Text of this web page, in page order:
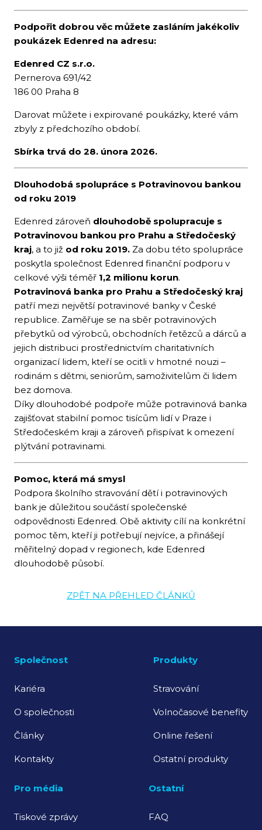
Podpořit dobrou věc můžete zasláním jakékoliv
poukázek Edenred na adresu:
Edenred CZ s.r.o.
Pernerova 691/42
186 00 Praha 8
Darovat můžete i expirované poukázky, které vám
zbyly z předchozího období.
Sbírka trvá do 28. února 2026.
Dlouhodobá spolupráce s Potravinovou bankou
od roku 2019
Edenred zároveň dlouhodobě spolupracuje s
Potravinovou bankou pro Prahu a Středočeský
kraj, a to již od roku 2019. Za dobu této spolupráce
poskytla společnost Edenred finanční podporu v
celkové výši téměř 1,2 milionu korun.
Potravinová banka pro Prahu a Středočeský kraj
patří mezi největší potravinové banky v České
republice. Zaměřuje se na sběr potravinových
přebytků od výrobců, obchodních řetězců a dárců a
jejich distribuci prostřednictvím charitativních
organizací lidem, kteří se ocitli v hmotné nouzi –
rodinám s dětmi, seniorům, samoživitelům či lidem
bez domova.
Díky dlouhodobé podpoře může potravinová banka
zajišťovat stabilní pomoc tisícům lidí v Praze i
Středočeském kraji a zároveň přispívat k omezení
plýtvání potravinami.
Pomoc, která má smysl
Podpora školního stravování dětí i potravinových
bank je důležitou součástí společenské
odpovědnosti Edenred. Obě aktivity cílí na konkrétní
pomoc těm, kteří ji potřebují nejvíce, a přinášejí
měřitelný dopad v regionech, kde Edenred
dlouhodobě působí.
ZPĚT NA PŘEHLED ČLÁNKŮ
Společnost
Kariéra
O společnosti
Články
Kontakty
Produkty
Stravování
Volnočasové benefity
Online řešení
Ostatní produkty
Pro média
Tiskové zprávy
Ostatní
FAQ